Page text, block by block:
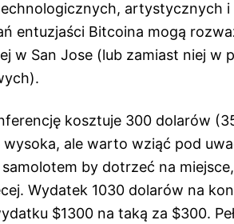
artystycznych i
entuzjaści Bitcoina mogą
w San Jose (lub zamiast niej w
kosztuje 300 dolarów
ale warto wziąć pod
by dotrzeć na
Wydatek 1030 dolarów na
$1300 na taką za $300.